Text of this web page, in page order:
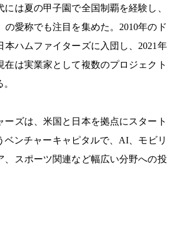
には夏の甲子園で全国制覇を経験し、
の愛称でも注目を集めた。2010年のド
本ハムファイターズに入団し、2021年
在は実業家として複数のプロジェクト
ーズは、米国と日本を拠点にスタート
ベンチャーキャピタルで、AI、モビリ
、スポーツ関連など幅広い分野への投